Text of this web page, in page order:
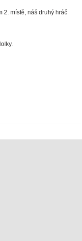
2. místě, náš druhý hráč